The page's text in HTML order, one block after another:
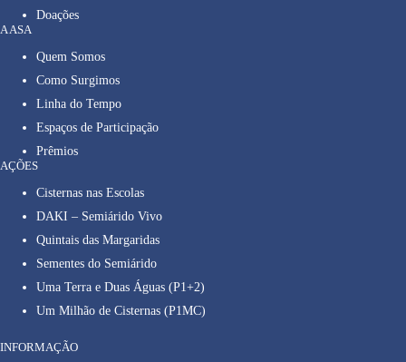
Doações
A ASA
Quem Somos
Como Surgimos
Linha do Tempo
Espaços de Participação
Prêmios
AÇÕES
Cisternas nas Escolas
DAKI – Semiárido Vivo
Quintais das Margaridas
Sementes do Semiárido
Uma Terra e Duas Águas (P1+2)
Um Milhão de Cisternas (P1MC)
INFORMAÇÃO